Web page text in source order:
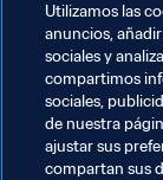
paladeando
han contribuido
equipo a su
Denis
a marcar
Utilizamos las
anuncios,
sociales y
compartimos
sociales,
de nuestra
ajustar sus
compartan sus